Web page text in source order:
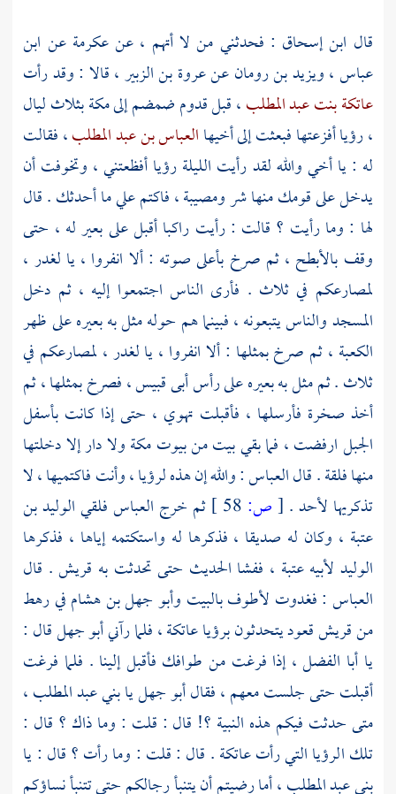
قال ابن إسحاق : فحدثني من لا أتهم ، عنعكرمةعن ابن
عباس،ويزيد بن رومانعنعروة بن الزبير ،قالا : وقد رأت
عاتكة بنت عبد المطلب، قبل قدومضمضمإلىمكةبثلاث ليال
، رؤيا أفزعتها فبعثت إلى أخيهاالعباس بن عبد المطلب، فقالت
له : يا أخي والله لقد رأيت الليلة رؤيا أفظعتني ، وتخوفت أن
يدخل على قومك منها شر ومصيبة ، فاكتم علي ما أحدثك . قال
لها : وما رأيت ؟ قالت : رأيت راكبا أقبل على بعير له ، حتى
وقف بالأبطح ، ثم صرخ بأعلى صوته : ألا انفروا ، يا لغدر ،
لمصارعكم في ثلاث . فأرى الناس اجتمعوا إليه ، ثم دخل
المسجد والناس يتبعونه ، فبينما هم حوله مثل به بعيره على ظهر
الكعبة ، ثم صرخ بمثلها : ألا انفروا ، يا لغدر ، لمصارعكم في
ثلاث . ثم مثل به بعيره على رأسأبى قبيس، فصرخ بمثلها ، ثم
أخذ صخرة فأرسلها ، فأقبلت تهوي ، حتى إذا كانت بأسفل
الجبل ارفضت ، فما بقي بيت من بيوتمكةولا دار إلا دخلتها
منها فلقة . قالالعباس: والله إن هذه لرؤيا ، وأنت فاكتميها ، لا
تذكريها لأحد . [ص: ثم خرج العباسفلقيالوليد بن
عتبة ، وكان له صديقا ، فذكرها له واستكتمه إياها ، فذكرها
الوليد لأبيهعتبة ، ففشا الحديث حتى تحدثت به قريش. قال
العباس : فغدوت لأطوف بالبيت وأبو جهل بن هشامفي رهط
منقريشقعود يتحدثون برؤياعاتكة ،فلما رآنيأبو جهلقال :
يا أبا الفضل، إذا فرغت من طوافك فأقبل إلينا . فلما فرغت
أقبلت حتى جلست معهم ، فقالأبو جهليابني عبد المطلب،
متى حدثت فيكم هذه النبية ؟! قال : قلت : وما ذاك ؟ قال :
تلك الرؤيا التي رأتعاتكة. قال : قلت : وما رأت ؟ قال : يا
بني عبد المطلب، أما رضيتم أن يتنبأ رجالكم حتى تتنبأ نساؤكم